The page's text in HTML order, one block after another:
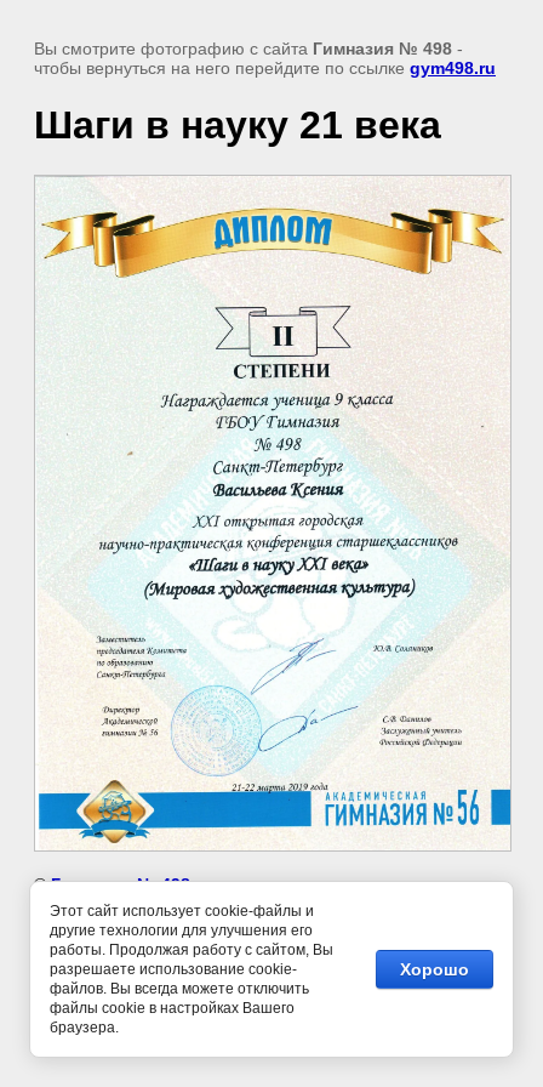
Вы смотрите фотографию с сайта Гимназия № 498 -
чтобы вернуться на него перейдите по ссылке gym498.ru
Шаги в науку 21 века
©Гимназия № 498
Этот сайт использует cookie-файлы и
другие технологии для улучшения его
работы. Продолжая работу с сайтом, Вы
разрешаете использование cookie-
файлов. Вы всегда можете отключить
файлы cookie в настройках Вашего
браузера.
Хорошо